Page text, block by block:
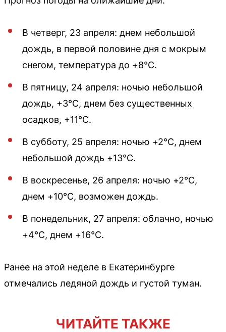
В четверг, 23 апреля: днем небольшой
дождь, в первой половине дня с мокрым
снегом, температура до +8°С.
В пятницу, 24 апреля: ночью небольшой
дождь, +3°С, днем без существенных
осадков, +11°С.
В субботу, 25 апреля: ночью +2°С, днем
небольшой дождь +13°С.
В воскресенье, 26 апреля: ночью +2°С,
днем +10°С, возможен дождь.
В понедельник, 27 апреля: облачно, ночью
+4°С, днем +16°С.
Ранее на этой неделе в Екатеринбурге
отмечались ледяной дождь и густой туман.
ЧИТАЙТЕ ТАКЖЕ